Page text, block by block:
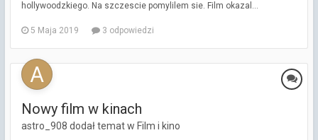
hollywoodzkiego. Na szczescie pomylilem sie. Film okazal...
5 Maja 2019 3 odpowiedzi
Nowy film w kinach
astro_908 dodał temat w Film i kino